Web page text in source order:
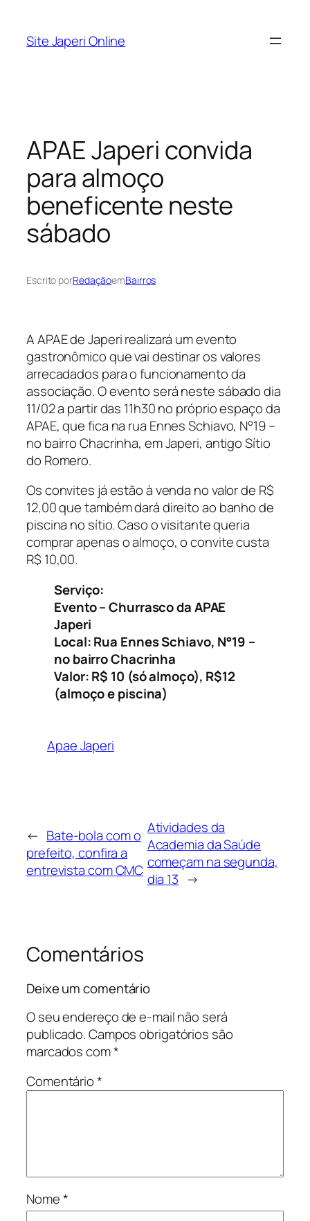
Site Japeri Online
APAE Japeri convida
para almoço
beneficente neste
sábado
Escrito porRedaçãoemBairros
A APAE de Japeri realizará um evento
gastronômico que vai destinar os valores
arrecadados para o funcionamento da
associação.O evento será neste sábado dia
11/02 a partir das 11h30 no próprio espaço da
APAE, que fica na rua Ennes Schiavo, N°19 –
no bairro Chacrinha, em Japeri, antigo Sítio
do Romero.
Os convites já estão à venda no valor de R$
12,00 que também dará direito ao banho de
piscina no sítio. Caso o visitante queria
comprar apenas o almoço, o convite custa
R$ 10,00.
Serviço:
Evento – Churrasco da APAE
Japeri
Local: Rua Ennes Schiavo, N°19 –
no bairro Chacrinha
Valor: R$ 10 (só almoço), R$12
(almoço e piscina)
Apae Japeri
← Bate-bola com o
prefeito, confira a
entrevista com CMC
Atividades da
Academia da Saúde
começam na segunda,
dia 13 →
Comentários
Deixe um comentário
O seu endereço de e-mail não será
publicado.Campos obrigatórios são
marcados com*
Comentário*
Nome*